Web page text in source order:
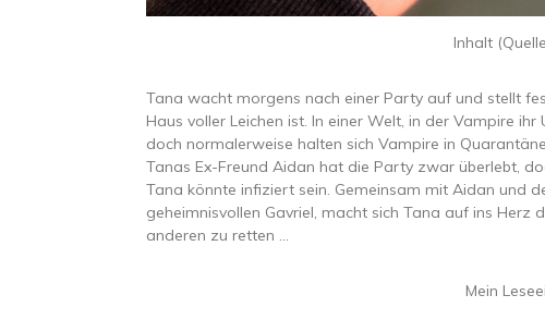
Inhalt
Tana wacht morgens nach einer Party auf und stellt
Haus voller Leichen ist. In einer Welt, in der Vampire
doch normalerweise halten sich Vampire in
Tanas Ex-Freund Aidan hat die Party zwar überlebt,
Tana könnte infiziert sein. Gemeinsam mit Aidan und
geheimnisvollen Gavriel, macht sich Tana auf ins Herz
anderen zu retten …
Mein